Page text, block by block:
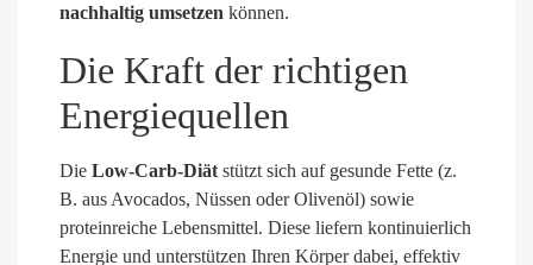
nachhaltig umsetzen können.
Die Kraft der richtigen
Energiequellen
Die Low-Carb-Diät stützt sich auf gesunde Fette (z.
B. aus Avocados, Nüssen oder Olivenöl) sowie
proteinreiche Lebensmittel. Diese liefern kontinuierlich
Energie und unterstützen Ihren Körper dabei, effektiv